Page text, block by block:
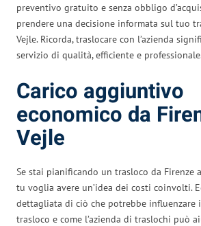
preventivo gratuito e senza obbligo
prendere una decisione informata sul tuo
Vejle. Ricorda, traslocare con l’azienda
servizio di qualità, efficiente e
Carico aggiuntivo
economico da
Vejle
Se stai pianificando un trasloco da Firenze
tu voglia avere un’idea dei costi coinvolti.
dettagliata di ciò che potrebbe influenzare
trasloco e come l’azienda di traslochi può